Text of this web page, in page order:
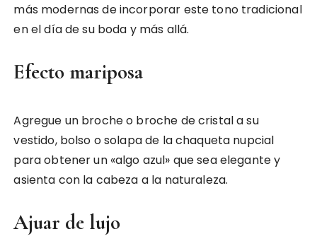
más modernas de incorporar este tono tradicional
en el día de su boda y más allá.
Efecto mariposa
Agregue un broche o broche de cristal a su
vestido, bolso o solapa de la chaqueta nupcial
para obtener un «algo azul» que sea elegante y
asienta con la cabeza a la naturaleza.
Ajuar de lujo